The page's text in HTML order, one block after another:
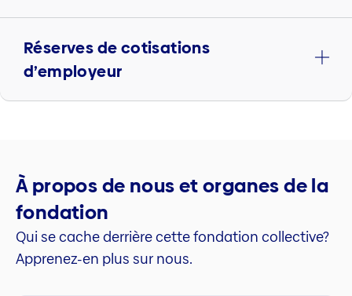
Réserves de cotisations
d’employeur
À propos de nous et organes de la
fondation
Qui se cache derrière cette fondation collective?
Apprenez-en plus sur nous.